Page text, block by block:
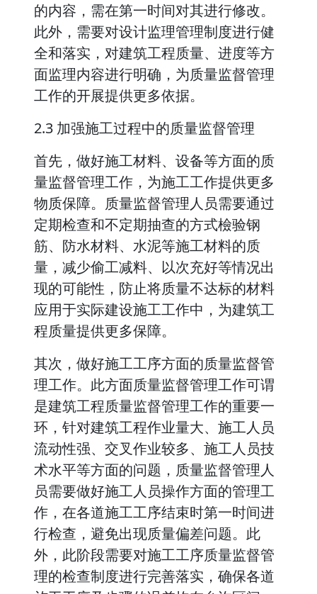
的内容，需在第一时间对其进行修改。
此外，需要对设计监理管理制度进行健
全和落实，对建筑工程质量、进度等方
面监理内容进行明确，为质量监督管理
工作的开展提供更多依据。
2.3 加强施工过程中的质量监督管理
首先，做好施工材料、设备等方面的质
量监督管理工作，为施工工作提供更多
物质保障。质量监督管理人员需要通过
定期检查和不定期抽查的方式檢验钢
筋、防水材料、水泥等施工材料的质
量，减少偷工减料、以次充好等情况出
现的可能性，防止将质量不达标的材料
应用于实际建设施工工作中，为建筑工
程质量提供更多保障。
其次，做好施工工序方面的质量监督管
理工作。此方面质量监督管理工作可谓
是建筑工程质量监督管理工作的重要一
环，针对建筑工程作业量大、施工人员
流动性强、交叉作业较多、施工人员技
术水平等方面的问题，质量监督管理人
员需要做好施工人员操作方面的管理工
作，在各道施工工序结束时第一时间进
行检查，避免出现质量偏差问题。此
外，此阶段需要对施工工序质量监督管
理的检查制度进行完善落实，确保各道